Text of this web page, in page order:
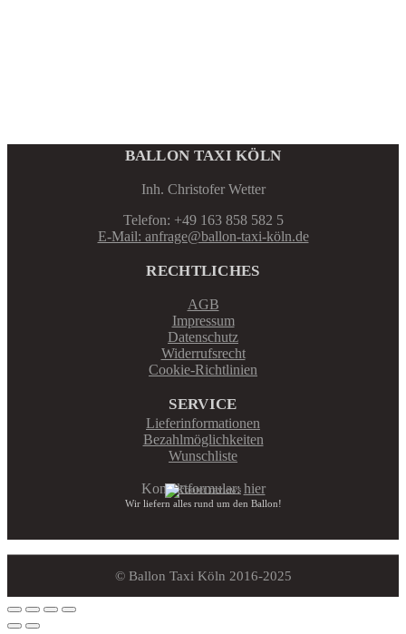
BALLON TAXI KÖLN
Inh. Christofer Wetter
Telefon: +49 163 858 582 5
E-Mail: anfrage@ballon-taxi-köln.de
RECHTLICHES
AGB
Impressum
Datenschutz
Widerrufsrecht
Cookie-Richtlinien
SERVICE
Lieferinformationen
Bezahlmöglichkeiten
Wunschliste
Kontaktformular:hier
Wir liefern alles rund um den Ballon!
© Ballon Taxi Köln 2016-2025